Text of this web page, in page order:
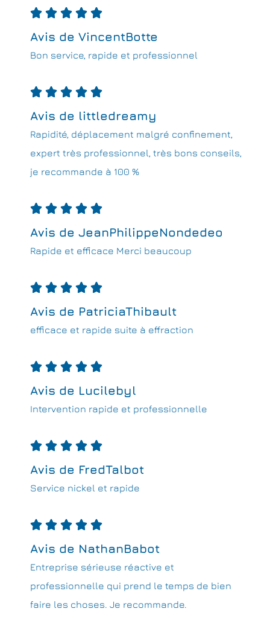
    
Avis de VincentBotte
Bon service, rapide et professionnel
    
Avis de littledreamy
Rapidité, déplacement malgré confinement,
expert très professionnel, très bons conseils,
je recommande à 100 %
    
Avis de JeanPhilippeNondedeo
Rapide et efficace Merci beaucoup
    
Avis de PatriciaThibault
efficace et rapide suite à effraction
    
Avis de Lucilebyl
Intervention rapide et professionnelle
    
Avis de FredTalbot
Service nickel et rapide
    
Avis de NathanBabot
Entreprise sérieuse réactive et
professionnelle qui prend le temps de bien
faire les choses. Je recommande.